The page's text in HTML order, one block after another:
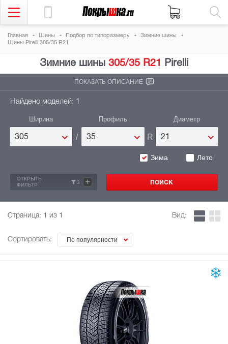
Главная Шины Подбор по типоразмеру
Зимние шины
Шины Pirelli 305/35 R21
Зимние шины 305/35 R21 Pirelli
ПОКАЗАТЬ ОПИСАНИЕ
Найдено моделей: 1
Ширина
305 /
Профиль
35 R
Диаметр
21
Зима Лето
ОТКРЫТЬ
ФИЛЬТР
3 +
Страница: 1 из 1
Сортировать: По популярности
Вид: